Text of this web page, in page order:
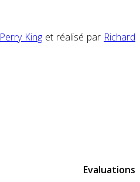
Perry King et réalisé par Richard
Evaluations